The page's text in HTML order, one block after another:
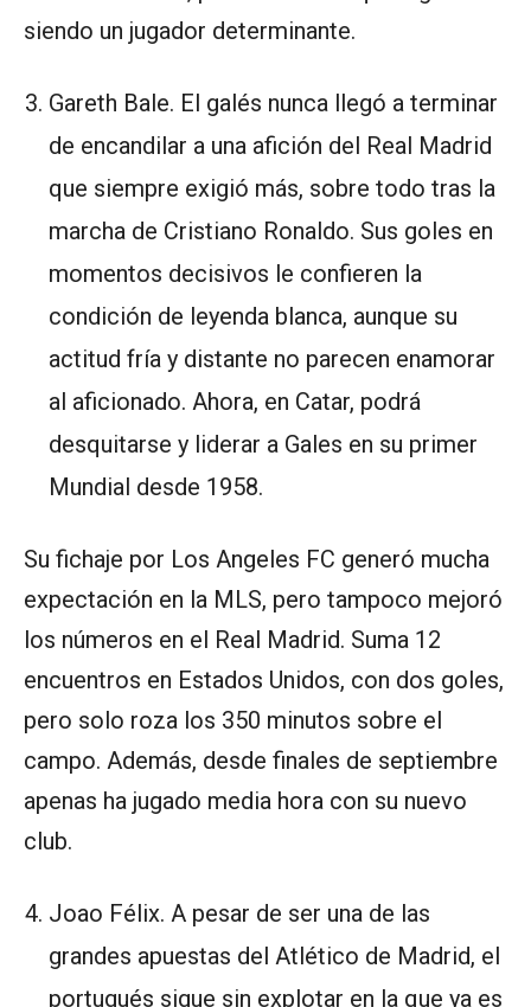
siendo un jugador determinante.
Gareth Bale. El galés nunca llegó a terminar
de encandilar a una afición del Real Madrid
que siempre exigió más, sobre todo tras la
marcha de Cristiano Ronaldo. Sus goles en
momentos decisivos le confieren la
condición de leyenda blanca, aunque su
actitud fría y distante no parecen enamorar
al aficionado. Ahora, en Catar, podrá
desquitarse y liderar a Gales en su primer
Mundial desde 1958.
Su fichaje por Los Angeles FC generó mucha
expectación en la MLS, pero tampoco mejoró
los números en el Real Madrid. Suma 12
encuentros en Estados Unidos, con dos goles,
pero solo roza los 350 minutos sobre el
campo. Además, desde finales de septiembre
apenas ha jugado media hora con su nuevo
club.
Joao Félix. A pesar de ser una de las
grandes apuestas del Atlético de Madrid, el
portugués sigue sin explotar en la que ya es